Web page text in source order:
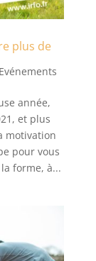
plus de
Evénements
année,
et plus
motivation
pour vous
forme, à...